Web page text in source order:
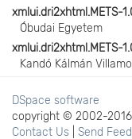
xmlui.dri2xhtml.METS-
Óbudai Egyetem
xmlui.dri2xhtml.METS-
Kandó Kálmán
DSpace software
copyright © 2002-2016
Contact Us
Send